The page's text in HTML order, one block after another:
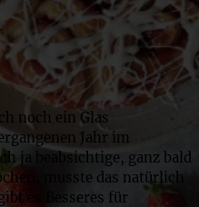
noch ein Glas
Jahr im
ja beabsichtige, ganz bald
musste das natürlich
es Besseres für